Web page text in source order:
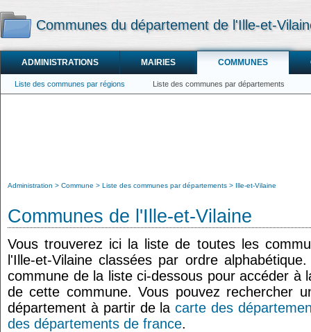
Communes du département de l'Ille-et-
ADMINISTRATIONS MAIRIES COMMUNES
Liste des communes par régions Liste des communes par départements
Administration Commune Liste des communes par départements Ille-et-Vilaine
Communes de l'Ille-et-Vilaine
Vous trouverez ici la liste de toutes les
l'Ille-et-Vilaine classées par ordre
commune de la liste ci-dessous pour accéder à
de cette commune. Vous pouvez rechercher
département à partir de lacarte des
des départements de france.